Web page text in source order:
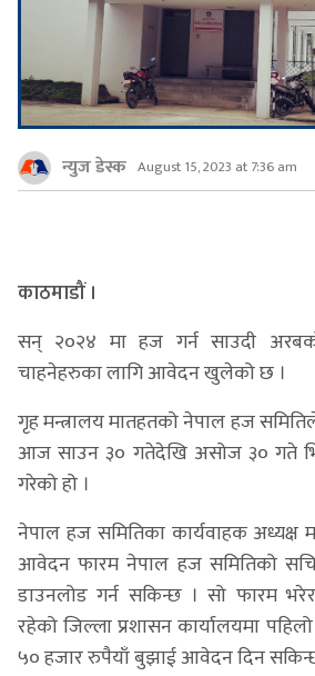
न्युज डेस्क August 15, 2023 at 7:36 am
काठमाडौं ।
सन् २०२४ मा हज गर्न साउदी
चाहनेहरुका लागि आवेदन खुलेको छ ।
गृह मन्त्रालय मातहतको नेपाल हज
आज साउन ३० गतेदेखि असोज ३० गते
गरेको हो ।
नेपाल हज समितिका कार्यवाहक
आवेदन फारम नेपाल हज समितिको
डाउनलोड गर्न सकिन्छ । सो फारम
रहेको जिल्ला प्रशासन कार्यालयमा
५० हजार रुपैयाँ बुझाई आवेदन दिन